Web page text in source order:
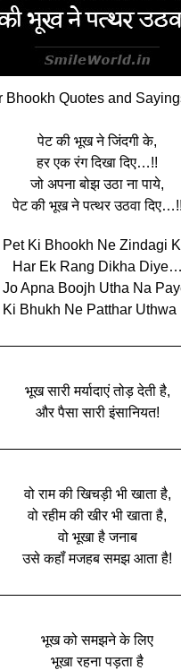
Bhookh Quotes and
पेट की भूख ने जिंदगी के,
हर एक रंग दिखा दिए…!!
जो अपना बोझ उठा ना पाये,
पेट की भूख ने पत्थर उठवा दिए…!!
Pet Ki Bhookh Ne Zindagi
Har Ek Rang Dikha Diye…
Jo Apna Boojh Utha Na
Ki Bhukh Ne Patthar Uthwa
भूख सारी मर्यादाएं तोड़ देती है,
और पैसा सारी इंसानियत!
वो राम की खिचड़ी भी खाता है,
वो रहीम की खीर भी खाता है,
वो भूखा है जनाब
उसे कहॉं मजहब समझ आता है!
भूख को समझने के लिए
भूखा रहना पड़ता है